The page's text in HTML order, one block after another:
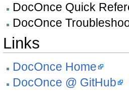
DocOnce Quick
DocOnce
Links
DocOnce Home
DocOnce @ GitHub